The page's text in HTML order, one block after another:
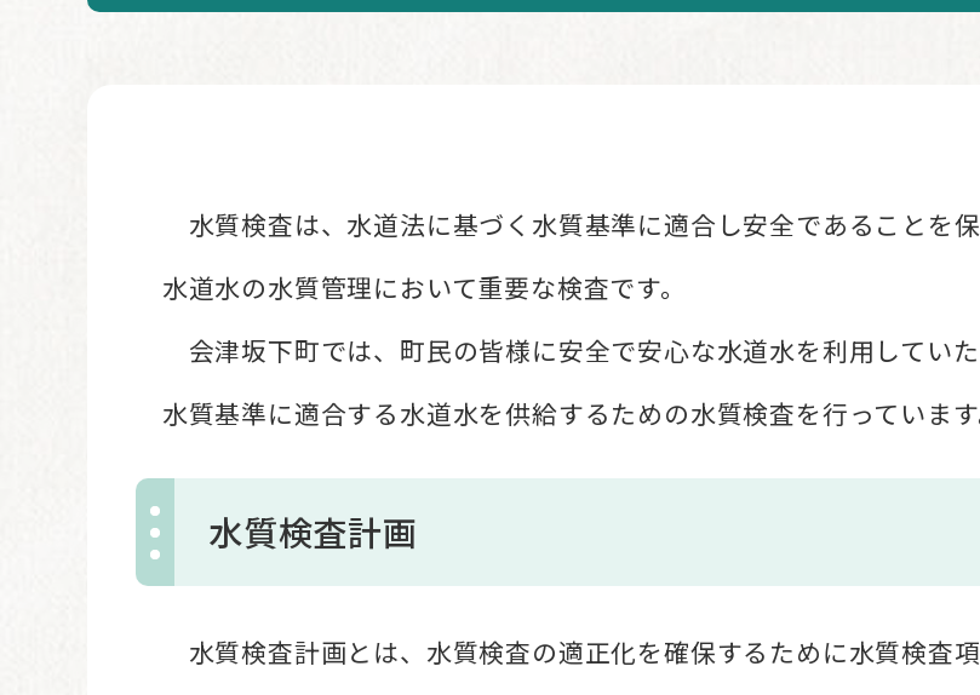
水質検査は、水道法に基づく水質基準に適合し安全であることを保
水道水の水質管理において重要な検査です。
会津坂下町では、町民の皆様に安全で安心な水道水を利用していた
水質基準に適合する水道水を供給するための水質検査を行っています
水質検査計画
水質検査計画とは、水質検査の適正化を確保するために水質検査項